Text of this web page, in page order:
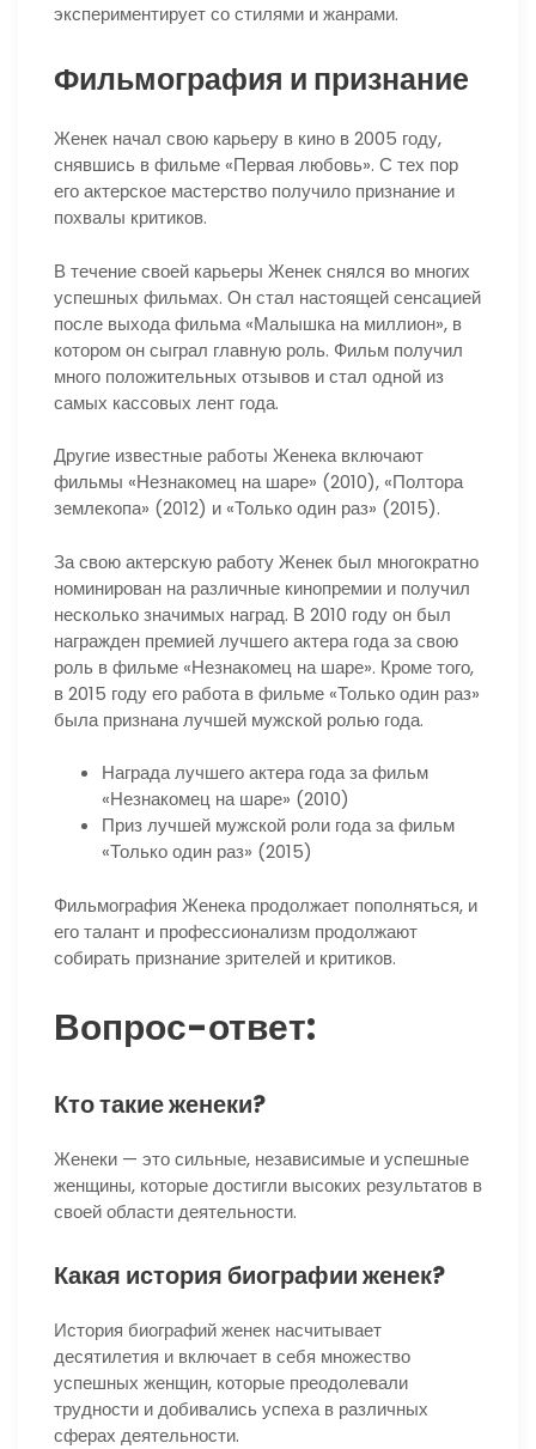
экспериментирует со стилями и жанрами.
Фильмография и признание
Женек начал свою карьеру в кино в 2005 году,
снявшись в фильме «Первая любовь». С тех пор
его актерское мастерство получило признание и
похвалы критиков.
В течение своей карьеры Женек снялся во многих
успешных фильмах. Он стал настоящей сенсацией
после выхода фильма «Малышка на миллион», в
котором он сыграл главную роль. Фильм получил
много положительных отзывов и стал одной из
самых кассовых лент года.
Другие известные работы Женека включают
фильмы «Незнакомец на шаре» (2010), «Полтора
землекопа» (2012) и «Только один раз» (2015).
За свою актерскую работу Женек был многократно
номинирован на различные кинопремии и получил
несколько значимых наград. В 2010 году он был
награжден премией лучшего актера года за свою
роль в фильме «Незнакомец на шаре». Кроме того,
в 2015 году его работа в фильме «Только один раз»
была признана лучшей мужской ролью года.
Награда лучшего актера года за фильм
«Незнакомец на шаре» (2010)
Приз лучшей мужской роли года за фильм
«Только один раз» (2015)
Фильмография Женека продолжает пополняться, и
его талант и профессионализм продолжают
собирать признание зрителей и критиков.
Вопрос-ответ:
Кто такие женеки?
Женеки — это сильные, независимые и успешные
женщины, которые достигли высоких результатов в
своей области деятельности.
Какая история биографии женек?
История биографий женек насчитывает
десятилетия и включает в себя множество
успешных женщин, которые преодолевали
трудности и добивались успеха в различных
сферах деятельности.